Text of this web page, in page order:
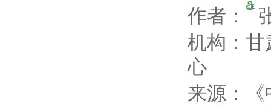
作者：
机构：
心
来源：